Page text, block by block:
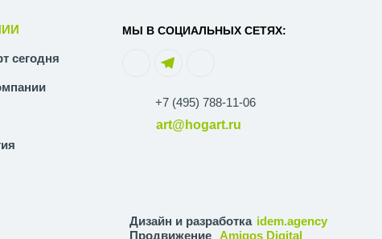
сегодня
МЫ В СОЦИАЛЬНЫХ СЕТЯХ:
+7 (495) 788-11-06
art@hogart.ru
Дизайн и разработка idem.agency
Продвижение Amigos Digital